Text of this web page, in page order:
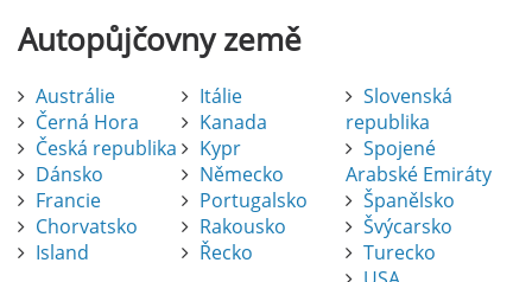
Autopůjčovnyzemě
Austrálie
Černá Hora
Česká republika
Dánsko
Francie
Chorvatsko
Island
Itálie
Kanada
Kypr
Německo
Portugalsko
Rakousko
Řecko
Slovenská
republika
Spojené
Arabské Emiráty
Španělsko
Švýcarsko
Turecko